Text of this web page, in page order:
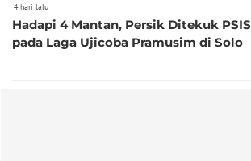
4 hari lalu
Hadapi 4 Mantan, Persik Ditekuk PSIS
pada Laga Ujicoba Pramusim di Solo